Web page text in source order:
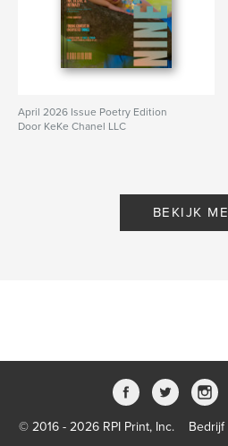
April 2026 Issue Poetry Edition
Door KeKe Chanel LLC
BEKIJK
© 2016 - 2026 RPI Print, Inc. Bedrijf